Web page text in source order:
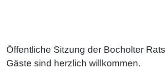
Öffentliche Sitzung der Bocholter
Gäste sind herzlich willkommen.